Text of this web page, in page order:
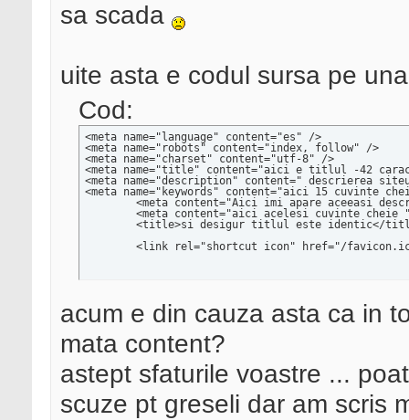
sa scada
uite asta e codul sursa pe
Cod:
<meta name="language" content="es" />
<meta name="robots" content="index, follow" />
<meta name="charset" content="utf-8" />
<meta name="title" content="aici e titlul -42
<meta name="description" content=" descrierea
<meta name="keywords" content="aici 15 cuvinte
<link rel="shortcut icon" href="/
acum e din cauza asta ca in
mata content?
astept sfaturile voastre ...
scuze pt greseli dar am scris